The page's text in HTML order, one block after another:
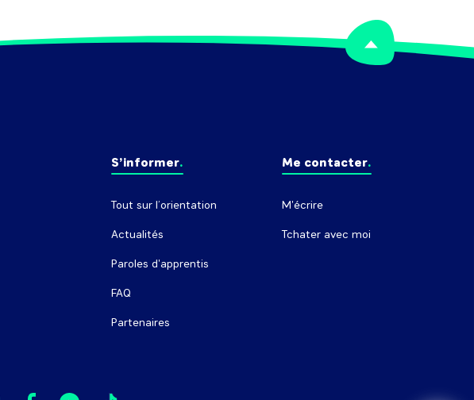
S’informer
Tout sur l’orientation
Actualités
Paroles d'apprentis
FAQ
Partenaires
Me contacter
M'écrire
Tchater avec moi